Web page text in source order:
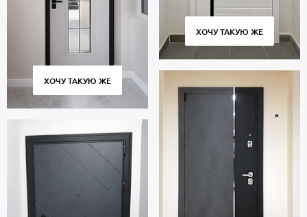
ХОЧУ ТАКУЮ ЖЕ
ХОЧУ ТАКУЮ ЖЕ